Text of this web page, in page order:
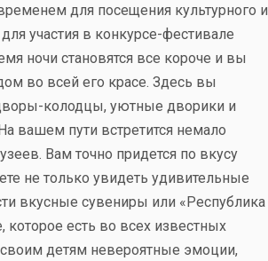
для посещения культурного и
участия в конкурсе-фестивале
ночи становятся все короче и вы
во всей его красе. Здесь вы
колодцы, уютные дворики и
вашем пути встретится немало
Вам точно придется по вкусу
не только увидеть удивительные
вкусные сувениры или «Республика
есть во всех известных
детям невероятные эмоции,